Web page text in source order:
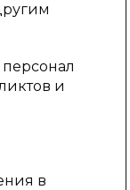
и
в